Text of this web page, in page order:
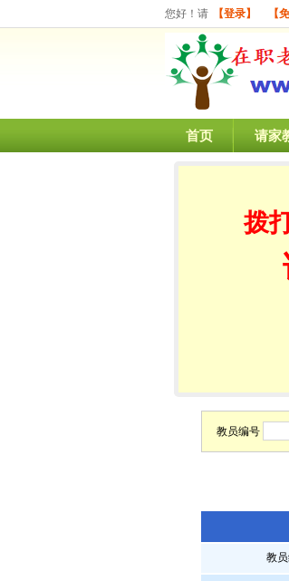
您好！请 【登录】 【
首页 请家
拨
教员编号
教员